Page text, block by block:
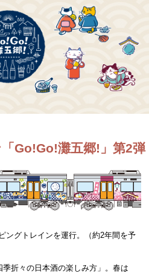
「Go!Go!灘五郷!」第2弾
ングトレインを運行。（約2年間を予
折々の日本酒の楽しみ方」。春は